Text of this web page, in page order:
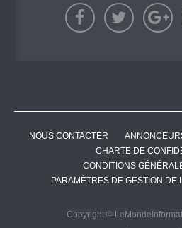
NOUS CONTACTER
CHARTE DE
CONDITIONS
PARAMÈTRES DE GESTION DE
Copyright ©